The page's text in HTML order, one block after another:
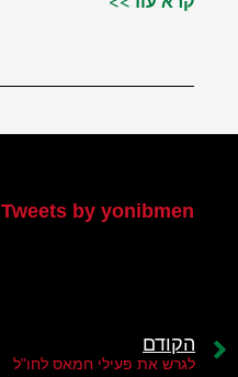
Tweets by yonibmen
הקודם
לגרש את פעילי חמאס לחו"ל